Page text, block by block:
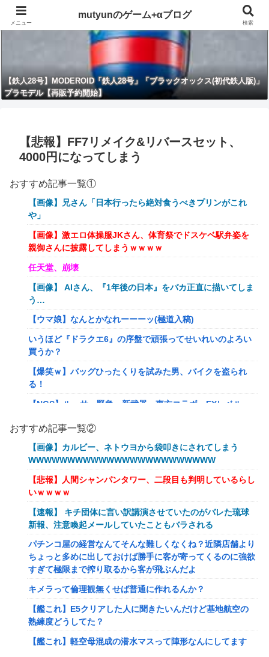
【鉄人28号】MODEROID「鉄人28号」「ブラックオックス(初代鉄人版)」
プラモデル【再販予約開始】
【悲報】FF7リメイク&リバースセット、
4000円になってしまう
おすすめ記事一覧①
【画像】兄さん「日本行ったら絶対食うべきプリンがこれ
や」
【画像】激エロ体操服JKさん、体育祭でドスケベ駅弁姿を
親御さんに披露してしまうｗｗｗｗ
任天堂、崩壊
【画像】 AIさん、『1年後の日本』をバカ正直に描いてしま
う…
【ウマ娘】なんとかなれーーーッ(極道入稿)
いうほど『ドラクエ6』の序盤で頑張ってせいれいのよろい
買うか？
【爆笑ｗ】バッグひったくりを試みた男、バイクを盗られ
る！
【NGS】ルーサー緊急、新武器、東方コラボ、EXレベル
( •᷄ὤ•᷅ )
キメラって倫理観無くせば普通に作れるんか？
【艦これ】E5クリアした人に聞きたいんだけど基地航空の
熟練度どうしてた？
【艦これ】軽空母混成の潜水マスって陣形なんにしてます
の？？？
【艦これ】みんなもう終わってそうだから聞くんだけど E3-
2ってサブの穴が空いてないダイハツ駆逐並べて 高速＋とか
してるとアホほど時間かかる？
【驚愕】ユーチューバー「撮影で使うから、この高級時計も
車もぜ～んぶ経費でタダ！ｗ」←まさかコレ本気にしてる奴
なんておらんよな？よな？w w w w w w w w w w w
【速報】へずまりゅうさん、完全に聖人の顔へ←これw w w
w w w w w
おすすめ記事一覧②
【画像】カルビー、ネトウヨから袋叩きにされてしまう
WWWWWWWWWWWWWWWWWWWWWWWW
【悲報】人間シャンパンタワー、二段目も判明しているらし
いｗｗｗｗ
【速報】 キチ団体に言い訳講演させていたのがバレた琉球
新報、注意喚起メールしていたこともバラされる
パチンコ屋の経営なんてそんな難しくなくね？近隣店舗より
ちょっと多めに出しておけば勝手に客が寄ってくるのに強欲
すぎて極限まで搾り取るから客が飛ぶんだよ
キメラって倫理観無くせば普通に作れるんか？
【艦これ】E5クリアした人に聞きたいんだけど基地航空の
熟練度どうしてた？
【艦これ】軽空母混成の潜水マスって陣形なんにしてます
メニュー
mutyunのゲーム+αブログ
検索